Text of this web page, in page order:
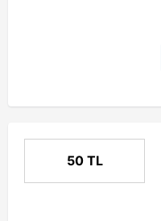
50 TL